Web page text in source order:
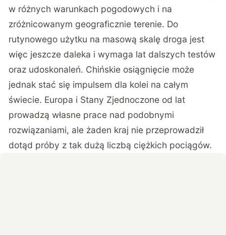
w różnych warunkach pogodowych i na
zróżnicowanym geograficznie terenie. Do
rutynowego użytku na masową skalę droga jest
więc jeszcze daleka i wymaga lat dalszych testów
oraz udoskonaleń. Chińskie osiągnięcie może
jednak stać się impulsem dla kolei na całym
świecie. Europa i Stany Zjednoczone od lat
prowadzą własne prace nad podobnymi
rozwiązaniami, ale żaden kraj nie przeprowadził
dotąd próby z tak dużą liczbą ciężkich pociągów.